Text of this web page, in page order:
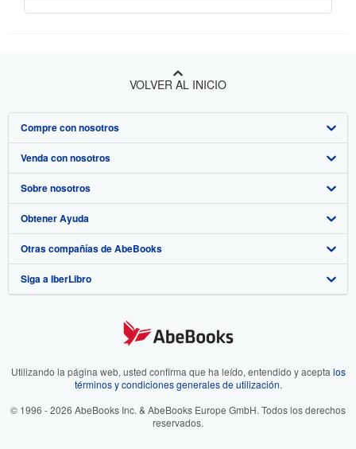
VOLVER AL INICIO
Compre con nosotros
Búsqueda avanzada
Colecciones
Mi cuenta
Mis pedidos
Ver carrito
Venda con nosotros
Comenzar a vender
Únase a nuestro programa de afiliados
Recomiende un vendedor
Sobre nosotros
Sobre IberLibro
Medios
Empleo
Preferencias de cookies
Aviso de cookies
Obtener Ayuda
Preguntas frecuentes y guías
Atención al Cliente
Otras compañías de AbeBooks
AbeBooks.com
AbeBooks.fr
Siga a IberLibro
Utilizando la página web, usted confirma que ha leído, entendido y acepta los
términos y condiciones generales de utilización.
© 1996 - 2026 AbeBooks Inc. & AbeBooks Europe GmbH. Todos los derechos
reservados.